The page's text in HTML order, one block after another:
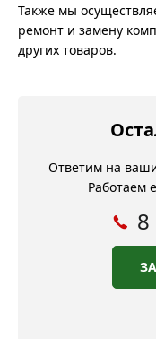
Также мы
ремонт и замену
других товаров.
Ответим на
Работаем
8